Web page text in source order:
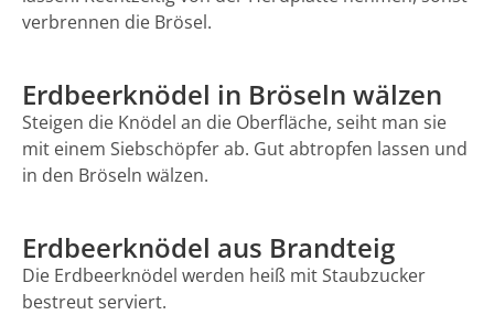
verbrennen die Brösel.
Erdbeerknödel in Bröseln wälzen
Steigen die Knödel an die Oberfläche, seiht man sie
mit einem Siebschöpfer ab. Gut abtropfen lassen und
in den Bröseln wälzen.
Erdbeerknödel aus Brandteig
Die Erdbeerknödel werden heiß mit Staubzucker
bestreut serviert.